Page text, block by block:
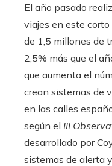
El año pasado
viajes en este
de 1,5 millones de
2,5% más que el
que aumenta el
crean sistemas de
en las calles
según el III
desarrollado por
sistemas de alerta